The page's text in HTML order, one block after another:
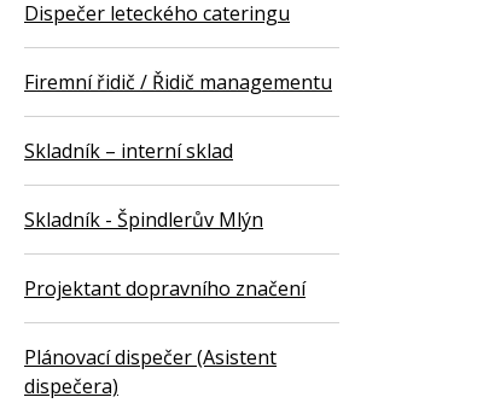
Dispečer leteckého cateringu
Firemní řidič / Řidič managementu
Skladník – interní sklad
Skladník - Špindlerův Mlýn
Projektant dopravního značení
Plánovací dispečer (Asistent
dispečera)